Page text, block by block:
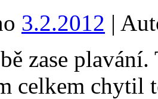
3.2.2012 |
zase
celkem chytil